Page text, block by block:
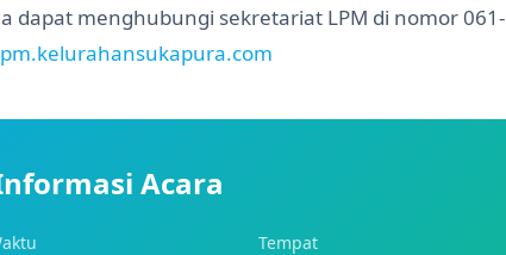
dapat menghubungi sekretariat LPM di nomor 061-
Acara
Tempat